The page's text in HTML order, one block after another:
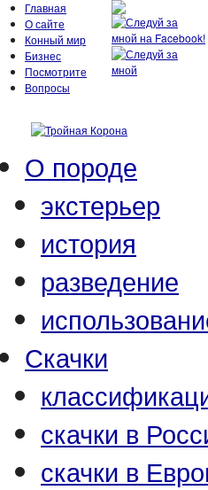
Главная
О сайте
Конный мир
Бизнес
Посмотрите
Вопросы
О породе
экстерьер
история
разведение
Скачки
скачки в
скачки в